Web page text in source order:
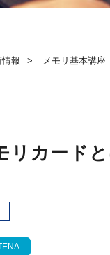
報 メモリ基本講座
カードと